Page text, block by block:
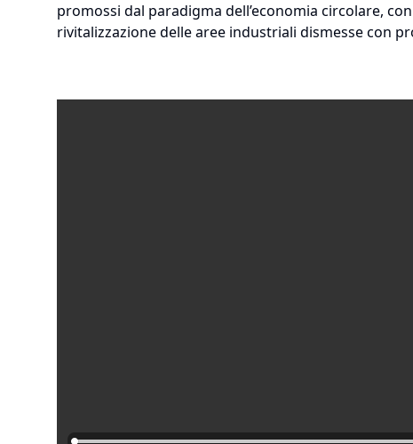
promossi dal paradigma dell’economia circolare,
rivitalizzazione delle aree industriali dismesse con